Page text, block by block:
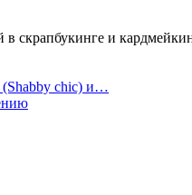
скрапбукинге и
chic) и…